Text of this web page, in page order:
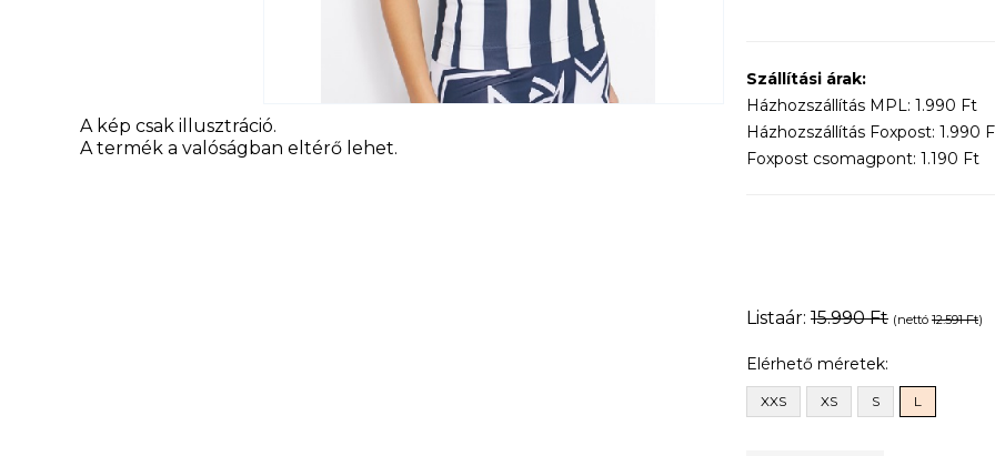
A kép csak illusztráció.
A termék a valóságban eltérő lehet.
Szállítási árak:
Házhozszállítás MPL: 1.990 Ft
Házhozszállítás Foxpost: 1.990
Foxpost csomagpont: 1.190 Ft
Listaár: 15.990 Ft (nettó 12.591 Ft)
Elérhető méretek:
XXS XS S L